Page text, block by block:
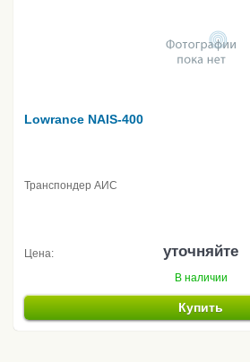
Lowrance NAIS-400
Транспондер АИС
Цена: уточняйте
В наличии
Купить